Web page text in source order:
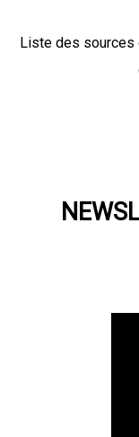
Liste des sources